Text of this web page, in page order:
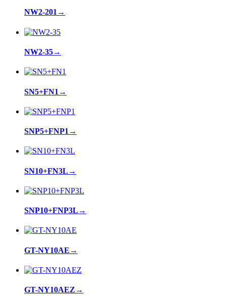
NW2-201→
NW2-35→
SN5+FN1 →
SNP5+FNP1 →
SN10+FN3L →
SNP10+FNP3L →
GT-NY10AE →
GT-NY10AEZ →